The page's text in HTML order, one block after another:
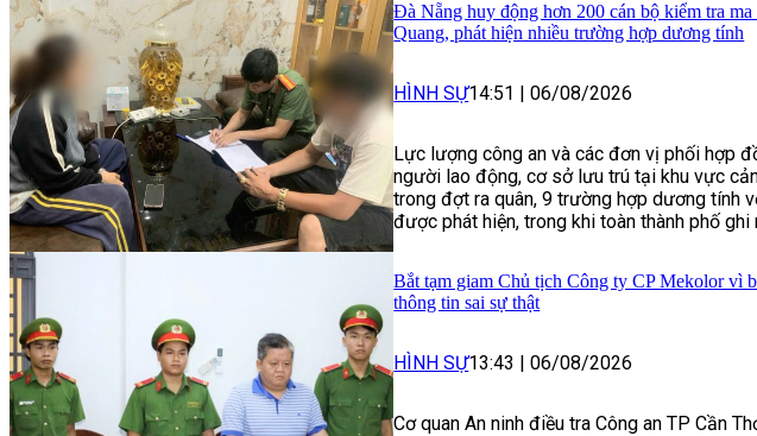
Đà Nẵng huy động hơn 200 cán bộ kiểm tra
Quang, phát hiện nhiều trường hợp dương tính
HÌNH SỰ14:51 06/08/2026
Lực lượng công an và các đơn vị phối hợp
người lao động, cơ sở lưu trú tại khu vực
trong đợt ra quân, 9 trường hợp dương tính
được phát hiện, trong khi toàn thành phố ghi
Bắt tạm giam Chủ tịch Công ty CP Mekolor vì
thông tin sai sự thật
HÌNH SỰ13:43 06/08/2026
Cơ quan An ninh điều tra Công an TP Cần